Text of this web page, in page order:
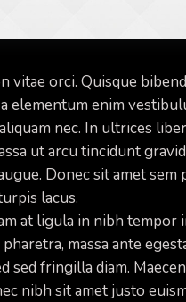
vitae orci. Quisque
elementum enim
nec. In ultrices
ut arcu tincidunt
Donec sit amet sem
lacus.
at ligula in nibh tempor
massa ante
sed fringilla diam.
nibh sit amet justo